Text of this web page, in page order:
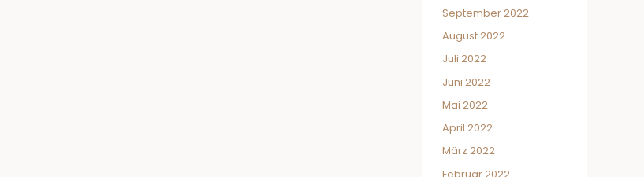
September 2022
August 2022
Juli 2022
Juni 2022
Mai 2022
April 2022
März 2022
Februar 2022